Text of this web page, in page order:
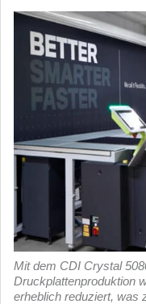
Mit dem CDI Crystal
Druckplattenproduktion
erheblich reduziert, was